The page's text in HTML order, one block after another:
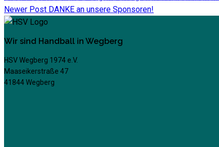
Newer Post DANKE an unsere Sponsoren!
Wir sind Handball in Wegberg
HSV Wegberg 1974 e.V.
Maaseikerstraße 47
41844 Wegberg